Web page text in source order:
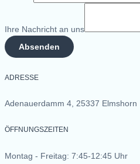
Ihre Nachricht an uns
Absenden
ADRESSE
Adenauerdamm 4, 25337 Elmshorn
ÖFFNUNGSZEITEN
Montag - Freitag: 7:45-12:45 Uhr